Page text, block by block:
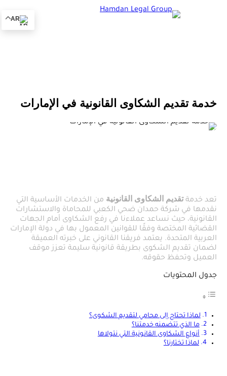
خدمة تقديم الشكاوى القانونية في الإمارات
تعد خدمةتقديم الشكاوى القانونيةمن الخدمات الأساسية التي
نقدمها في شركة حمدان ضحي الكعبي للمحاماة والاستشارات
القانونية، حيث نساعد عملاءنا في رفع الشكاوى أمام الجهات
القضائية المختصة وفقًا للقوانين المعمول بها في دولة الإمارات
العربية المتحدة. يعتمد فريقنا القانوني على خبرته العميقة
لضمان تقديم الشكوى بطريقة قانونية سليمة تعزز موقف
العميل وتحفظ حقوقه.
جدول المحتويات
لماذا تحتاج إلى محامي لتقديم الشكوى؟
ما الذي تتضمنه خدمتنا؟
أنواع الشكاوى القانونية التي نتولاها
لماذا تختارنا؟
AR